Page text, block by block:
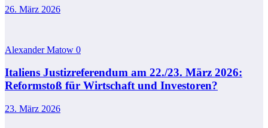
26. März 2026
Alexander Matow 0
Italiens Justizreferendum am 22./23. März 2026:
Reformstoß für Wirtschaft und Investoren?
23. März 2026